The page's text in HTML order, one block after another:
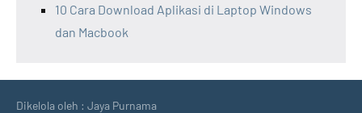
10 Cara Download Aplikasi di Laptop Windows
dan Macbook
Dikelola oleh : Jaya Purnama